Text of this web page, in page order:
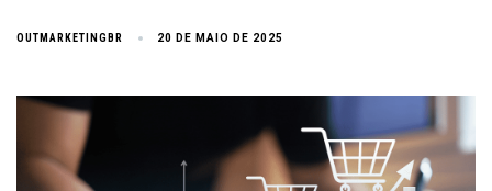
OUTMARKETINGBR 20 DE MAIO DE 2025